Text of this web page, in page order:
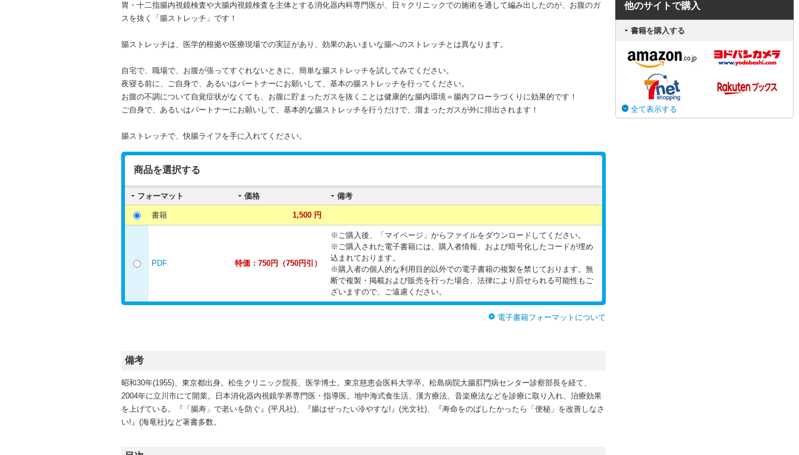
胃・十二指腸内視鏡検査や大腸内視鏡検査を主体とする消化器内科専門医が、日々クリニックでの施術を通して編み出したのが、お腹のガ
スを抜く「腸ストレッチ」です！
腸ストレッチは、医学的根拠や医療現場での実証があり、効果のあいまいな腸へのストレッチとは異なります。
自宅で、職場で、お腹が張ってすぐれないときに、簡単な腸ストレッチを試してみてください。
夜寝る前に、ご自身で、あるいはパートナーにお願いして、基本の腸ストレッチを行ってください。
お腹の不調について自覚症状がなくても、お腹に貯まったガスを抜くことは健康的な腸内環境＝腸内フローラづくりに効果的です！
ご自身で、あるいはパートナーにお願いして、基本的な腸ストレッチを行うだけで、溜まったガスが外に排出されます！
腸ストレッチで、快腸ライフを手に入れてください。
商品を選択する
フォーマット 価格 備考
書籍 1,500 円
PDF 特価：750円（750円引）
※ご購入後、「マイページ」からファイルをダウンロードしてください。
※ご購入された電子書籍には、購入者情報、および暗号化したコードが埋め
込まれております。
※購入者の個人的な利用目的以外での電子書籍の複製を禁じております。無
断で複製・掲載および販売を行った場合、法律により罰せられる可能性もご
ざいますので、ご遠慮ください。
電子書籍フォーマットについて
備考
昭和30年(1955)、東京都出身。松生クリニック院長、医学博士。東京慈恵会医科大学卒。松島病院大腸肛門病センター診察部長を経て、
2004年に立川市にて開業。日本消化器内視鏡学界専門医・指導医。地中海式食生活、漢方療法、音楽療法などを診療に取り入れ、治療効果
を上げている。『「腸寿」で老いを防ぐ』(平凡社)、『腸はぜったい冷やすな!』(光文社)、『寿命をのばしたかったら「便秘」を改善しなさ
い!』(海竜社)など著書多数。
他のサイトで購入
書籍を購入する
全て表示する